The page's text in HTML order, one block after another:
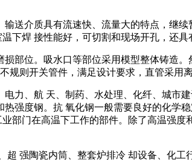
送介质具有流速快、流量大的特点，继
下焊 接性能好，可切割和现场开孔，还具
位。吸水口等部位采用模型整体铸造
则开关管件，满足设计要求，直管采用离
、航 天、制药、水处理、化纤、城市
强度钢。抗 氧化钢一般需要良好的化学
部门在高温下工作的部件。除了高温强
强陶瓷内筒、整套炉排冷 却设备、化工